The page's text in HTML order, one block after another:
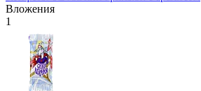
Вложения
1